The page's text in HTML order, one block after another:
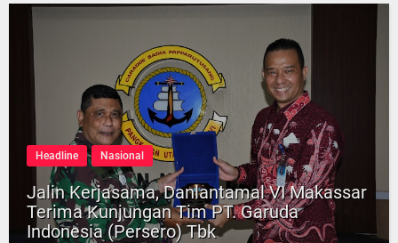
Headline Nasional
Jalin Kerjasama, Danlantamal VI Makassar
Terima Kunjungan Tim PT. Garuda
Indonesia (Persero) Tbk